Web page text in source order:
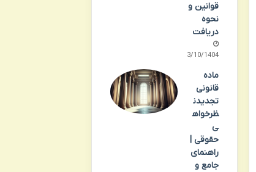
قوانین و
نحوه
دریافت
03/10/1404
ماده
قانونی
تجدیدن
ظرخواه
ی
حقوقی |
راهنمای
جامع و